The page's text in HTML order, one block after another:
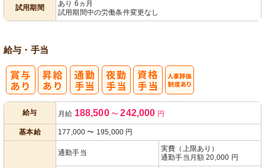
試用期間
あり 6ヵ月
試用期間中の労働条件変更なし
給与・手当
給与 月給 188,500 〜 242,000 円
基本給 177,000 〜 195,000 円
通勤手当
実費（上限あり）
通勤手当月額 20,000 円